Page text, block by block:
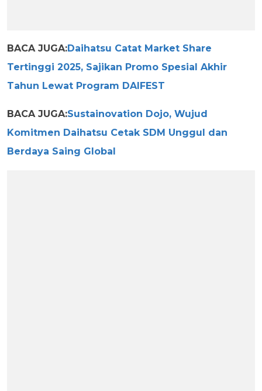
BACA JUGA:Daihatsu Catat Market Share
Tertinggi 2025, Sajikan Promo Spesial Akhir
Tahun Lewat Program DAIFEST
BACA JUGA:Sustainovation Dojo, Wujud
Komitmen Daihatsu Cetak SDM Unggul dan
Berdaya Saing Global